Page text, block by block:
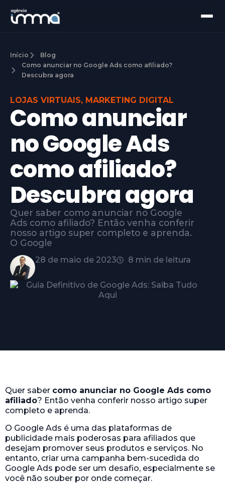
Início
Blog
Como anunciar no Google Ads como afiliado?
Descubra agora
LOJAS VIRTUAIS, MARKETING DIGITAL
Como anunciar
no Google Ads
como afiliado?
Descubra agora
Quer saber como anunciar no Google
Ads como afiliado? Então venha conferir
nosso artigo super completo e aprenda.
O Google
28 de maio de 2023 8 min de leitura
Quer saber como anunciar no Google Ads como
afiliado? Então venha conferir nosso artigo super
completo e aprenda.
O Google Ads é uma das plataformas de
publicidade mais poderosas para afiliados que
desejam promover seus produtos e serviços. No
entanto, criar uma campanha bem-sucedida do
Google Ads pode ser um desafio, especialmente se
você não souber por onde começar.